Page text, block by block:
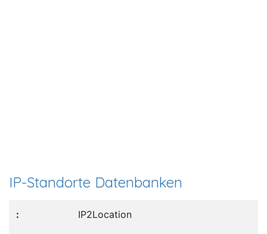
IP-Standorte Datenbanken
IP2Location